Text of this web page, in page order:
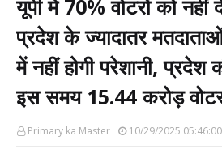
यूपी में 70% वोटरों को नहीं
प्रदेश के ज्यादातर
में नहीं होगी परेशानी, प्रदेश
इस समय 15.44 करोड़
Primary ka Master 10/29/2025